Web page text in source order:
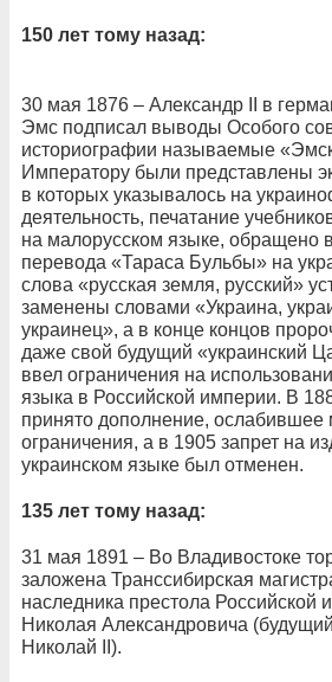
150 лет тому назад:
30 мая 1876 – Александр II в
Эмс подписал выводы Особого
историографии называемые
Императору были представлены
в которых указывалось на
деятельность, печатание
на малорусском языке, обращено
перевода «Тараса Бульбы» на
слова «русская земля, русский»
заменены словами «Украина,
украинец», а в конце концов
даже свой будущий «украинский
ввел ограничения на
языка в Российской империи. В
принято дополнение, ослабившее
ограничения, а в 1905 запрет на
украинском языке был отменен.
135 лет тому назад:
31 мая 1891 – Во Владивостоке
заложена Транссибирская
наследника престола Российской
Николая Александровича
Николай II).